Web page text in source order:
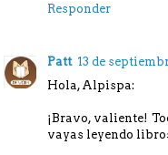
Responder
Patt 13 de
Hola, Alpispa:
¡Bravo, valiente!
vayas leyendo